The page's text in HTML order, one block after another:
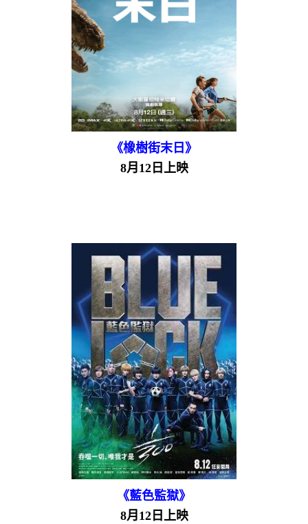
《橡樹街末日》
8月12日上映
《藍色監獄》
8月12日上映